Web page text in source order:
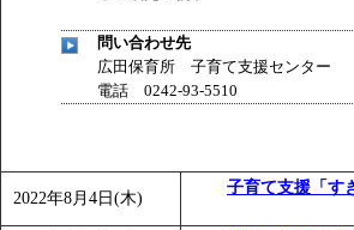
問い合わせ先
広田保育所 子育て支援センター
電話 0242-93-5510
2022年8月4日(木)
子育て支援「す